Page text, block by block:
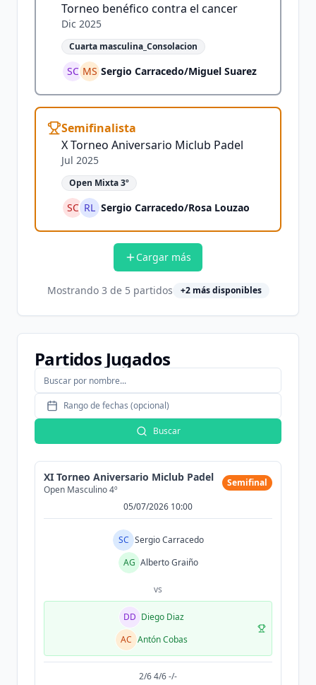
Torneo benéfico contra el cancer
Dic 2025
Cuarta masculina_Consolacion
SC MS Sergio Carracedo/Miguel Suarez
Semifinalista
X Torneo Aniversario Miclub Padel
Jul 2025
Open Mixta 3º
SC RL Sergio Carracedo/Rosa Louzao
Cargar más
Mostrando 3 de 5 partidos +2más disponibles
Partidos Jugados
Rango de fechas (opcional)
Buscar
XI Torneo Aniversario Miclub Padel
Open Masculino 4º
Semifinal
05/07/2026 10:00
SC Sergio Carracedo
AG Alberto Graiño
vs
DD Diego Diaz
AC Antón Cobas
2/6 4/6 -/-